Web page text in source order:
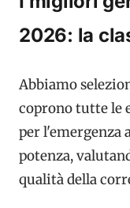
2026: la
Abbiamo
coprono tutte le
per l'emergenza
potenza,
qualità della